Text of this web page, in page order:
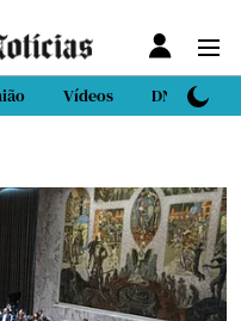
Vídeos DN Sport